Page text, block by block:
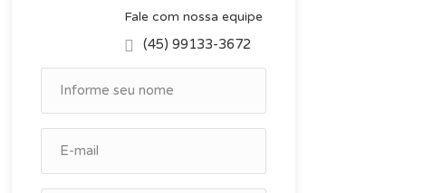
Fale com nossa equipe
(45) 99133-3672